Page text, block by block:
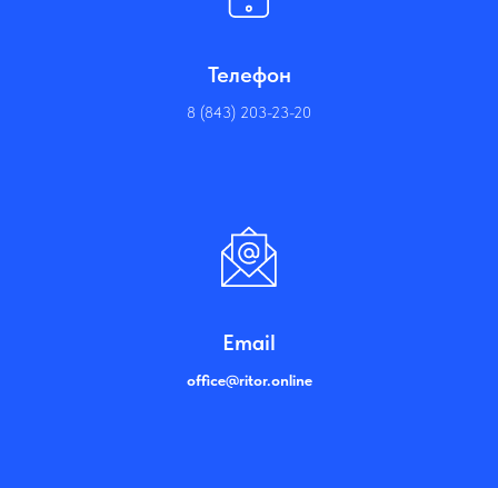
Телефон
8 (843) 203-23-20
Email
office@ritor.online